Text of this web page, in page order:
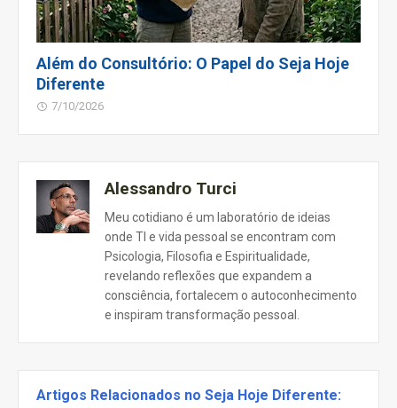
Além do Consultório: O Papel do Seja Hoje
Diferente
7/10/2026
Alessandro Turci
Meu cotidiano é um laboratório de ideias
onde TI e vida pessoal se encontram com
Psicologia, Filosofia e Espiritualidade,
revelando reflexões que expandem a
consciência, fortalecem o autoconhecimento
e inspiram transformação pessoal.
Artigos Relacionados no Seja Hoje Diferente: